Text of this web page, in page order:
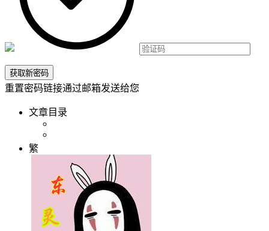
重置密码链接通过邮箱发送给您
文章目录
繁